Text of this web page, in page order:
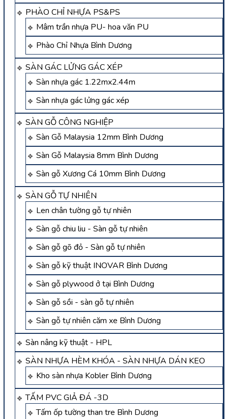
PHÀO CHỈ NHỰA PS&PS
Mâm trần nhựa PU- hoa văn PU
Phào Chỉ Nhựa Bình Dương
SÀN GÁC LỬNG GÁC XÉP
Sàn nhựa gác 1.22mx2.44m
Sàn nhựa gác lửng gác xép
SÀN GỖ CÔNG NGHIỆP
Sàn Gỗ Malaysia 12mm Bình Dương
Sàn Gỗ Malaysia 8mm Bình Dương
Sàn gỗ Xương Cá 10mm Bình Dương
SÀN GỖ TỰ NHIÊN
Len chân tường gỗ tự nhiên
Sàn gỗ chiu liu - Sàn gỗ tự nhiên
Sàn gỗ gõ đỏ - Sàn gỗ tự nhiên
Sàn gỗ kỹ thuật INOVAR Bình Dương
Sàn gỗ plywood ở tại Bình Dương
Sàn gỗ sồi - sàn gỗ tự nhiên
Sàn gỗ tự nhiên căm xe Bình Dương
Sàn nâng kỹ thuật - HPL
SÀN NHỰA HÈM KHÓA - SÀN NHỰA DÁN KEO
Kho sàn nhựa Kobler Bình Dương
TẤM PVC GIẢ ĐÁ -3D
Tấm ốp tường than tre Bình Dương